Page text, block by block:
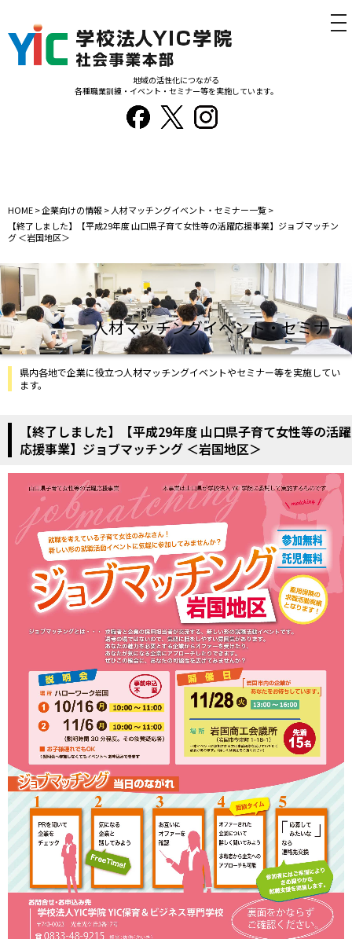
地域の活性化につながる
各種職業訓練・イベント・セミナー等を実施しています。
HOME>企業向けの情報> 人材マッチングイベント・セミナー一覧>
【終了しました】【平成29年度 山口県子育て女性等の活躍応援事業】ジョブマッチン
グ ＜岩国地区＞
人材マッチングイベント・セミナー
県内各地で企業に役立つ人材マッチングイベントやセミナー等を実施してい
ます。
【終了しました】【平成29年度 山口県子育て女性等の活躍
応援事業】ジョブマッチング ＜岩国地区＞